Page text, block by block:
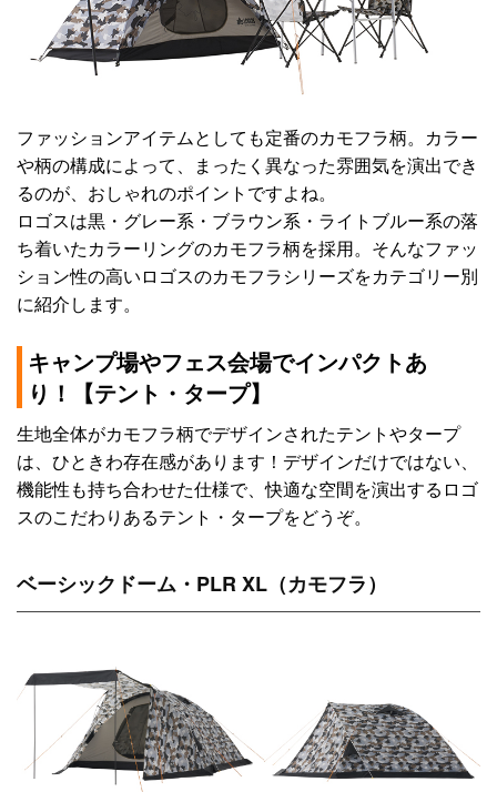
ファッションアイテムとしても定番のカモフラ柄。カラー
や柄の構成によって、まったく異なった雰囲気を演出でき
るのが、おしゃれのポイントですよね。
ロゴスは黒・グレー系・ブラウン系・ライトブルー系の落
ち着いたカラーリングのカモフラ柄を採用。そんなファッ
ション性の高いロゴスのカモフラシリーズをカテゴリー別
に紹介します。
キャンプ場やフェス会場でインパクトあ
り！【テント・タープ】
生地全体がカモフラ柄でデザインされたテントやタープ
は、ひときわ存在感があります！デザインだけではない、
機能性も持ち合わせた仕様で、快適な空間を演出するロゴ
スのこだわりあるテント・タープをどうぞ。
ベーシックドーム・PLR XL（カモフラ）